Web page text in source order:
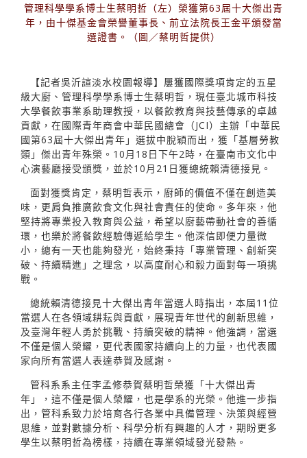
管理科學學系博士生蔡明哲（左）榮獲第63屆十大傑出青
年，由十傑基金會榮譽董事長、前立法院長王金平頒發當
選證書。（圖／蔡明哲提供）
【記者吳沂諠淡水校園報導】屢獲國際獎項肯定的五星
級大廚、管理科學學系博士生蔡明哲，現任臺北城市科技
大學餐飲事業系助理教授，以餐飲教育與技藝傳承的卓越
貢獻，在國際青年商會中華民國總會（JCI）主辦「中華民
國第63屆十大傑出青年」選拔中脫穎而出，獲「基層勞教
類」傑出青年殊榮。10月18日下午2時，在臺南市文化中
心演藝廳接受頒獎，並於10月21日獲總統賴清德接見。
面對獲獎肯定，蔡明哲表示，廚師的價值不僅在創造美
味，更肩負推廣飲食文化與社會責任的使命。多年來，他
堅持將專業投入教育與公益，希望以廚藝帶動社會的善循
環，也樂於將餐飲經驗傳遞給學生。他深信即便力量微
小，總有一天也能夠發光，始終秉持「專業管理、創新突
破、持續精進」之理念，以高度耐心和毅力面對每一項挑
戰。
總統賴清德接見十大傑出青年當選人時指出，本屆11位
當選人在各領域耕耘與貢獻，展現青年世代的創新思維，
及臺灣年輕人勇於挑戰、持續突破的精神。他強調，當選
不僅是個人榮耀，更代表國家持續向上的力量，也代表國
家向所有當選人表達恭賀及感謝。
管科系系主任李孟修恭賀蔡明哲榮獲「十大傑出青
年」，這不僅是個人榮耀，也是學系的光榮。他進一步指
出，管科系致力於培育各行各業中具備管理、決策與經營
思維，並對數據分析、科學分析有興趣的人才，期盼更多
學生以蔡明哲為榜樣，持續在專業領域發光發熱。